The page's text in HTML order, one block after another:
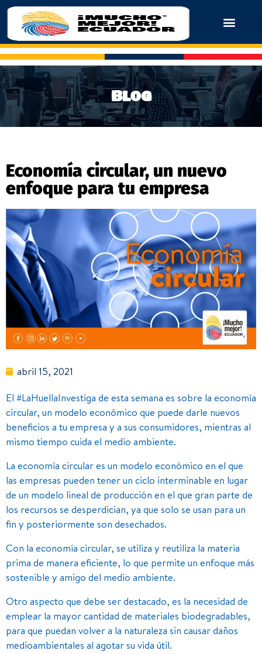
Blog
Economía circular, un nuevo
enfoque para tu empresa
abril 15, 2021
El #LaHuellaInvestiga de esta semana es sobre la economía
circular, un modelo económico que puede darle nuevos
beneficios a tu empresa y a sus consumidores, mientras al
mismo tiempo cuida el medio ambiente.
La economía circular es un modelo económico en el que
las empresas pueden tener un ciclo interminable en lugar
de un modelo lineal de producción en el que gran parte de
los recursos se desperdician, ya que solo se usan para un
fin y posteriormente son desechados.
Con la economía circular, se utiliza y reutiliza la materia
prima de manera eficiente, lo que permite un enfoque más
sostenible y amigo del medio ambiente.
Otro aspecto que debe ser destacado, es la necesidad de
emplear la mayor cantidad de materiales biodegradables,
para que puedan volver a la naturaleza sin causar daños
medioambientales al agotar su vida útil.